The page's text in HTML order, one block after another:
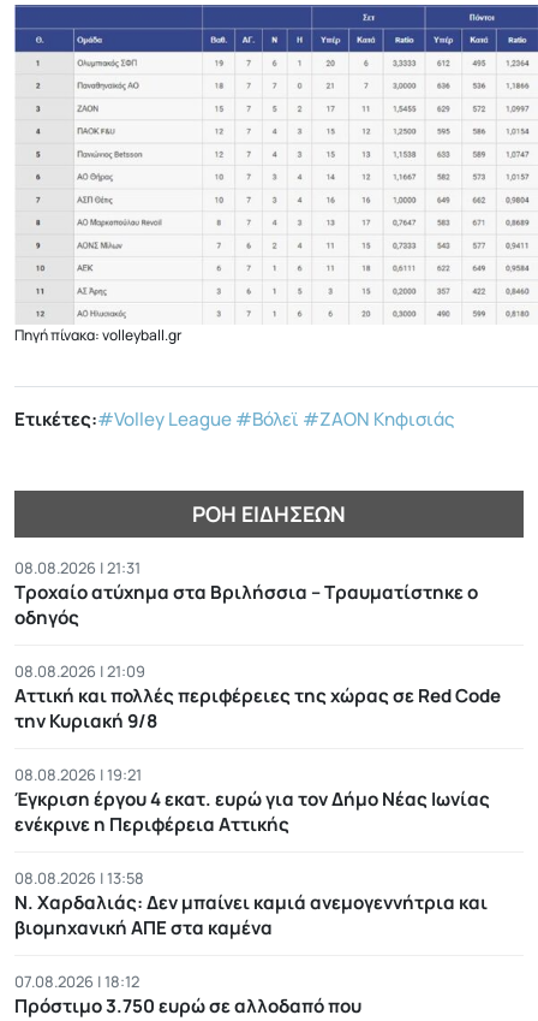
Πηγή πίνακα: volleyball.gr
Ετικέτες:#Volley League#Βόλεϊ #ΖΑΟΝ Κηφισιάς
ΡΟΉ ΕΙΔΉΣΕΩΝ
08.08.2026 | 21:31
Τροχαίο ατύχημα στα Βριλήσσια – Τραυματίστηκε ο
οδηγός
08.08.2026 | 21:09
Αττική και πολλές περιφέρειες της χώρας σε Red Code
την Κυριακή 9/8
08.08.2026 | 19:21
Έγκριση έργου 4 εκατ. ευρώ για τον Δήμο Νέας Ιωνίας
ενέκρινε η Περιφέρεια Αττικής
08.08.2026 | 13:58
Ν. Χαρδαλιάς: Δεν μπαίνει καμιά ανεμογεννήτρια και
βιομηχανική ΑΠΕ στα καμένα
07.08.2026 | 18:12
Πρόστιμο 3.750 ευρώ σε αλλοδαπό που